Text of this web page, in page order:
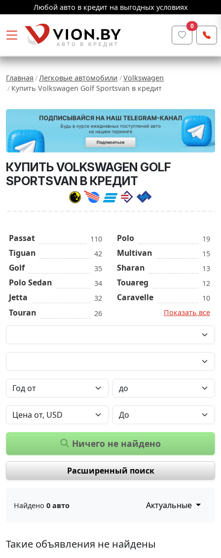
Любой авто в кредит на выгодных условиях
0
Главная Легковые автомобили
Volkswagen
Купить Volkswagen Golf Sportsvan в кредит
КУПИТЬ VOLKSWAGEN GOLF
SPORTSVAN В КРЕДИТ
Passat 110
Tiguan 42
Golf 35
Polo Sedan 34
Jetta 32
Touran 26
Polo 19
Multivan 15
Sharan 13
Touareg 12
Caravelle
10
Показать все
Ничего не найдено
Расширенный поиск
Найдено 0 авто Актуальные
Такие объявления не найдены